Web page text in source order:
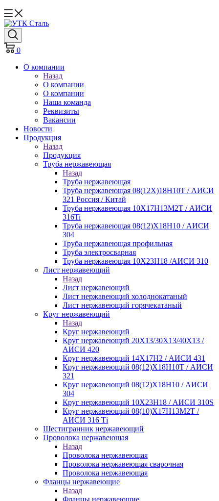
0
О компании
Назад
О компании
О компании
Наша команда
Реквизиты
Вакансии
Новости
Продукция
Назад
Продукция
Труба нержавеющая
Назад
Труба нержавеющая
Труба нержавеющая 08(12Х)18Н10Т / АИСИ
321 Россия / Китай
Труба нержавеющая 10Х17Н13М2Т / АИСИ
316Ti
Труба нержавеющая 08(12)Х18Н10 / АИСИ
304
Труба нержавеющая профильная
Труба электросварная
Труба нержавеющая 10Х23Н18 /АИСИ 310
Лист нержавеющий
Назад
Лист нержавеющий
Лист нержавеющий холоднокатаный
Лист нержавеющий горячекатаный
Круг нержавеющий
Назад
Круг нержавеющий
Круг нержавеющий 20Х13/30Х13/40Х13 /
АИСИ 420
Круг нержавеющий 14Х17Н2 / АИСИ 431
Круг нержавеющий 08(12)Х18Н10Т / АИСИ
321
Круг нержавеющий 08(12)Х18Н10 / АИСИ
304
Круг нержавеющий 10Х23Н18 / АИСИ 310S
Круг нержавеющий 08(10)Х17Н13М2Т /
АИСИ 316 Тi
Шестигранник нержавеющий
Проволока нержавеющая
Назад
Проволока нержавеющая
Проволока нержавеющая сварочная
Проволока нержавеющая
Фланцы нержавеющие
Назад
Фланцы нержавеющие